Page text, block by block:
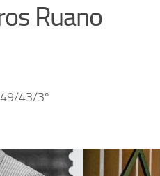
Ruano
43/3º